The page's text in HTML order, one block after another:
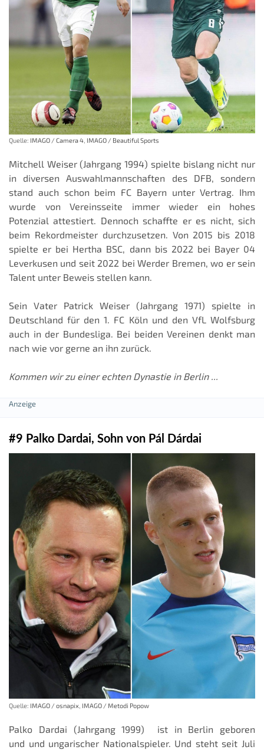
Quelle: IMAGO / Camera 4, IMAGO / Beautiful Sports
Mitchell Weiser (Jahrgang 1994) spielte bislang nicht nur
in diversen Auswahlmannschaften des DFB, sondern
stand auch schon beim FC Bayern unter Vertrag. Ihm
wurde von Vereinsseite immer wieder ein hohes
Potenzial attestiert. Dennoch schaffte er es nicht, sich
beim Rekordmeister durchzusetzen. Von 2015 bis 2018
spielte er bei Hertha BSC, dann bis 2022 bei Bayer 04
Leverkusen und seit 2022 bei Werder Bremen, wo er sein
Talent unter Beweis stellen kann.
Sein Vater Patrick Weiser (Jahrgang 1971) spielte in
Deutschland für den 1. FC Köln und den VfL Wolfsburg
auch in der Bundesliga. Bei beiden Vereinen denkt man
nach wie vor gerne an ihn zurück.
Kommen wir zu einer echten Dynastie in Berlin ...
#9 Palko Dardai, Sohn von Pál Dárdai
Quelle: IMAGO / osnapix, IMAGO / Metodi Popow
Palko Dardai (Jahrgang 1999) ist in Berlin geboren
und und ungarischer Nationalspieler. Und steht seit Juli